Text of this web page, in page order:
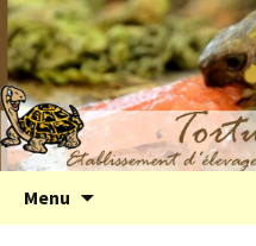
Elevage de tortues
Hermann
Menu